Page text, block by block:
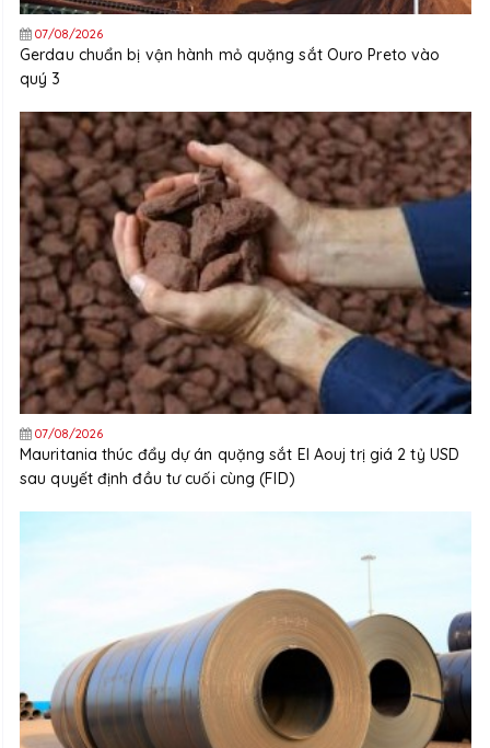
07/08/2026
Gerdau chuẩn bị vận hành mỏ quặng sắt Ouro Preto vào
quý 3
07/08/2026
Mauritania thúc đẩy dự án quặng sắt El Aouj trị giá 2 tỷ USD
sau quyết định đầu tư cuối cùng (FID)